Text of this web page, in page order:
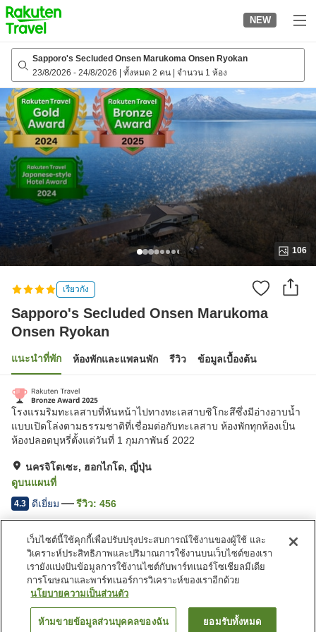
to
top
page
NEW
Sapporo's Secluded Onsen Marukoma Onsen Ryokan
23/8/2026 - 24/8/2026 ทั้งหมด 2 คน จำนวน 1 ห้อง
106
เรียวกัง
Sapporo's Secluded Onsen Marukoma
Onsen Ryokan
แนะนำที่พัก ห้องพักและแพลนพัก รีวิว ข้อมูลเบื้องต้น
โรงแรมริมทะเลสาบที่หันหน้าไปทางทะเลสาบชิโกะสึซึ่งมีอ่างอาบน้ำ
แบบเปิดโล่งตามธรรมชาติที่เชื่อมต่อกับทะเลสาบ ห้องพักทุกห้องเป็น
ห้องปลอดบุหรี่ตั้งแต่วันที่ 1 กุมภาพันธ์ 2022
นครจิโตเซะ, ฮอกไกโด, ญี่ปุ่น
ดูบนแผนที่
4.3 ดีเยี่ยม รีวิว: 456
สิ่งอำนวยความสะดวกในที่พัก
ที่จอดรถ
ซาวน่า
สปา/บิวตี้ซาลอน
ร้านอาหาร
หน้าแรก ญี่ปุ่น ฮอกไกโด
นครจิโตเซะ
Sapporo's Secluded Onsen Marukoma Onsen Ryokan
ค้นหาห้องพัก
เว็บไซต์นี้ใช้คุกกี้เพื่อปรับปรุงประสบการณ์ใช้งานของผู้ใช้ และ
วิเคราะห์ประสิทธิภาพและปริมาณการใช้งานบนเว็บไซต์ของเรา
เรายังแบ่งปันข้อมูลการใช้งานไซต์กับพาร์ทเนอร์โซเชียลมีเดีย
การโฆษณาและพาร์ทเนอร์การวิเคราะห์ของเราอีกด้วย
นโยบายความเป็นส่วนตัว
ห้ามขายข้อมูลส่วนบุคคลของฉัน ยอมรับทั้งหมด